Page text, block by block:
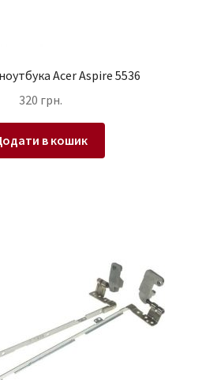
Acer Aspire 5536
320 грн.
в кошик